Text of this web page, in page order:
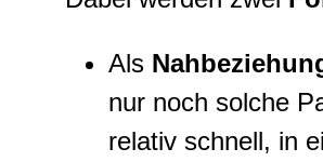
Als
nur noch solche
relativ schnell, in